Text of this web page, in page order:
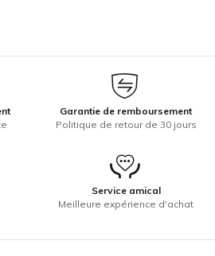
Garantie de remboursement
Politique de retour de 30 jours
Service amical
Meilleure expérience d'achat